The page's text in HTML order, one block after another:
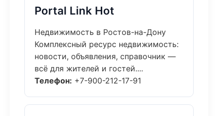
Portal Link Hot
Недвижимость в Ростов-на-Дону
Комплексный ресурс недвижимость:
новости, объявления, справочник —
всё для жителей и гостей....
Телефон: +7-900-212-17-91